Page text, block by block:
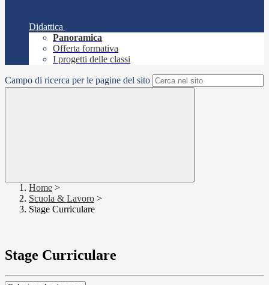
Didattica
Panoramica
Offerta formativa
I progetti delle classi
Campo di ricerca per le pagine del sito
Home >
Scuola & Lavoro >
Stage Curriculare
Stage Curriculare